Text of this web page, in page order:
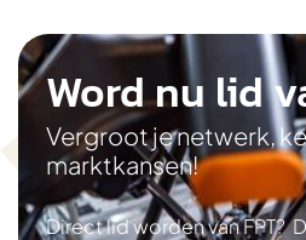
Word nu lid
Vergroot je netwerk,
marktkansen!
Direct lid worden van FPT?